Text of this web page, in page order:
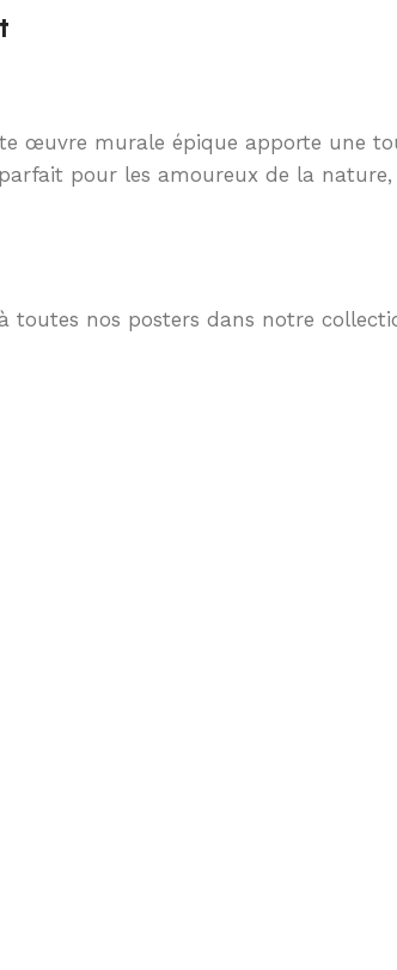
œuvre murale épique apporte une
pour les amoureux de la
toutes nos posters dans notre